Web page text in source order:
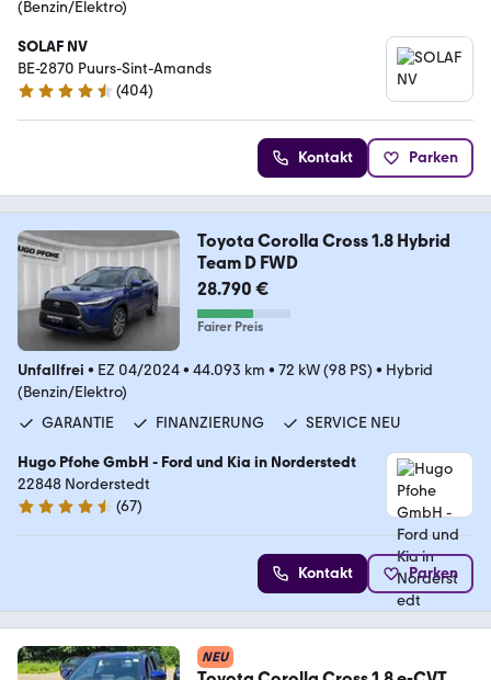
(Benzin/Elektro)
SOLAF NV
BE-2870 Puurs-Sint-Amands
4.5 Sterne
(404)
Kontakt Parken
Toyota Corolla Cross 1.8 Hybrid
Team D FWD
28.790 €
Fairer Preis
Unfallfrei • EZ 04/2024• 44.093 km • 72 kW (98 PS) • Hybrid
(Benzin/Elektro)
GARANTIE
FINANZIERUNG SERVICE NEU
Hugo Pfohe GmbH - Ford und Kia in Norderstedt
22848 Norderstedt
4.7 Sterne
(67)
Kontakt Parken
NEU